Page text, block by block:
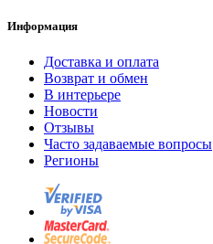
Информация
Доставка и оплата
Возврат и обмен
В интерьере
Новости
Отзывы
Часто задаваемые вопросы
Регионы